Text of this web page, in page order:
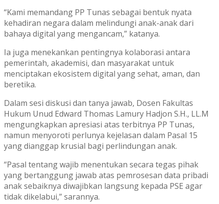
“Kami memandang PP Tunas sebagai bentuk nyata
kehadiran negara dalam melindungi anak-anak dari
bahaya digital yang mengancam,” katanya.
Ia juga menekankan pentingnya kolaborasi antara
pemerintah, akademisi, dan masyarakat untuk
menciptakan ekosistem digital yang sehat, aman, dan
beretika.
Dalam sesi diskusi dan tanya jawab, Dosen Fakultas
Hukum Unud Edward Thomas Lamury Hadjon S.H., LL.M
mengungkapkan apresiasi atas terbitnya PP Tunas,
namun menyoroti perlunya kejelasan dalam Pasal 15
yang dianggap krusial bagi perlindungan anak.
“Pasal tentang wajib menentukan secara tegas pihak
yang bertanggung jawab atas pemrosesan data pribadi
anak sebaiknya diwajibkan langsung kepada PSE agar
tidak dikelabui,” sarannya.